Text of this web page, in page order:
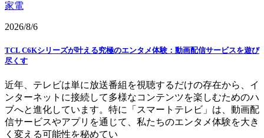
家電
2026/8/6
TCL C6Kシリーズが叶える究極のエンタメ体験：動画配信サービスを遊び
尽くす
近年、テレビは単に放送番組を視聴するだけの存在から、イ
ンターネットに接続して多様なコンテンツを楽しむためのハ
ブへと進化しています。特に「スマートテレビ」は、動画配
信サービスやアプリを通じて、私たちのエンタメ体験を大き
く変える可能性を秘めてい